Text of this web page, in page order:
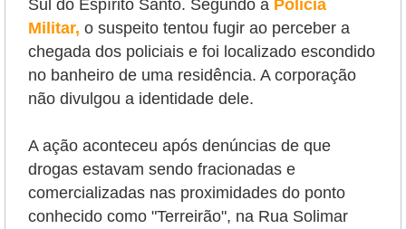
Sul do Espírito Santo. Segundo a Polícia
Militar, o suspeito tentou fugir ao perceber a
chegada dos policiais e foi localizado escondido
no banheiro de uma residência. A corporação
não divulgou a identidade dele.
A ação aconteceu após denúncias de que
drogas estavam sendo fracionadas e
comercializadas nas proximidades do ponto
conhecido como "Terreirão", na Rua Solimar